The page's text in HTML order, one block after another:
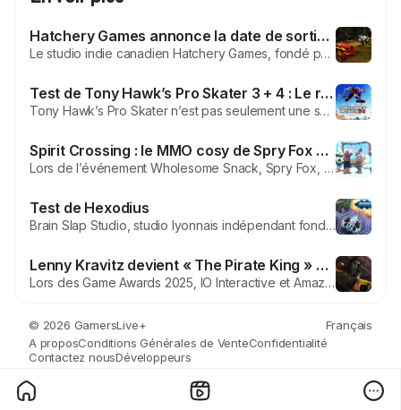
Hatchery Games annonce la date de sortie de Voidling Bound : 9 juin 2026 sur Steam !
Le studio indie canadien Hatchery Games, fondé par d'anciens développeurs de Skylanders, a révélé hier la date de sortie de son action-RPG de monster-taming sci-fi Voidling Bound lors de l'événement en ligne The Mix Indie Fan Fest. Le jeu débarquera en premier sur PC via Steam (et Epic Games Store) le 9 juin 2026, suivi d'une sortie sur...
Test de Tony Hawk’s Pro Skater 3 + 4 : Le roi du skate toujours au sommet ?
Tony Hawk’s Pro Skater n’est pas seulement une série de jeux vidéo, c’est une véritable capsule temporelle. Pour toute une génération, ces jeux incarnaient la culture skate des années 90 et 2000, portée par des bandes-son punk-rock et des tricks défiant la gravité. Après le succès retentissant du...
Spirit Crossing : le MMO cosy de Spry Fox arrivera sur PC en 2026
Lors de l’événement Wholesome Snack, Spry Fox, le studio à l’origine de Triple Town, Alphabear et Cozy Grove, a officiellement annoncé que son nouveau MMO cosy, Spirit Crossing, sortira sur PC via Steam en 2026. Le jeu avait été révélé début 2025 comme une collaboration avec Netflix, qui reste responsable de la...
Test de Hexodius
Brain Slap Studio, studio lyonnais indépendant fondé en 2012, vient de terminer son tout premier jeu, Hexodius. On pourrait le définir comme une sorte de shoot them up arcade se déroulant dans une arène. Alors que vaut ce premier essai ? On passera assez vite sur l’histoire du jeu, qui n’est guère qu’un prétexte : un robot...
Lenny Kravitz devient « The Pirate King » dans 007 First Light
Lors des Game Awards 2025, IO Interactive et Amazon MGM Studios ont créé la surprise en annonçant que la superstar Lenny Kravitz incarnera Bawma, alias The Pirate King, dans 007 First Light. Pour la première fois, Lenny Kravitz prête son visage et sa voix à un personnage de jeu vidéo. Bawma est le leader charismatique et imprévisible...
© 2026 GamersLive+
Français
A proposConditions Générales de VenteConfidentialité
Contactez nousDéveloppeurs